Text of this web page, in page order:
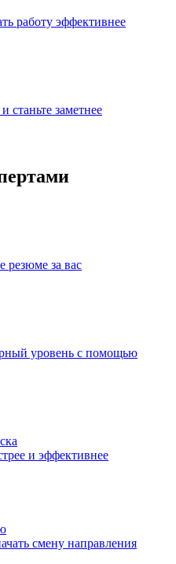
работу эффективнее
станьте заметнее
резюме за вас
уровень с помощью
и эффективнее
смену направления